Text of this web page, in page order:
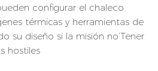
configurar el chaleco
térmicas y herramientas de
su diseño si la misión no’Tener
hostiles